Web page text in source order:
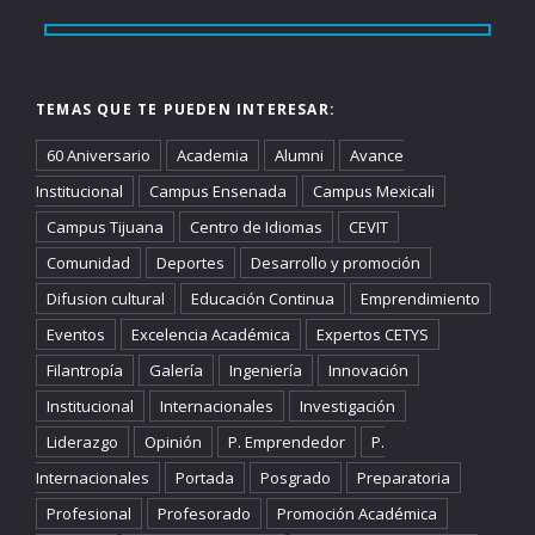
TEMAS QUE TE PUEDEN INTERESAR:
60 Aniversario Academia Alumni
Avance
Institucional
Campus Ensenada
Campus Mexicali
Campus Tijuana
Centro de Idiomas
CEVIT
Comunidad
Deportes
Desarrollo y promoción
Difusion cultural
Educación Continua
Emprendimiento
Eventos
Excelencia Académica
Expertos CETYS
Filantropía
Galería Ingeniería
Innovación
Institucional
Internacionales
Investigación
Liderazgo
Opinión P. Emprendedor
P.
Internacionales
Portada Posgrado
Preparatoria
Profesional
Profesorado Promoción Académica